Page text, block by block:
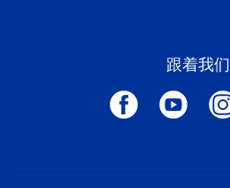
跟着我们